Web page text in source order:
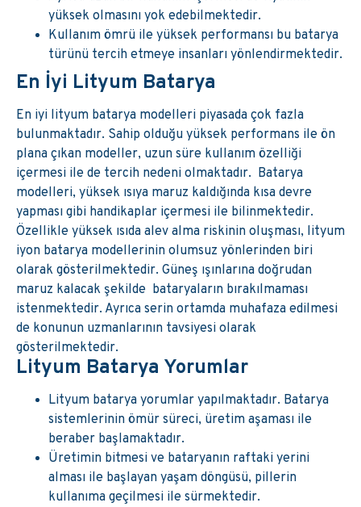
yüksek olmasını yok edebilmektedir.
Kullanım ömrü ile yüksek performansı bu batarya
türünü tercih etmeye insanları yönlendirmektedir.
En İyi Lityum Batarya
En iyi lityum batarya modelleri piyasada çok fazla
bulunmaktadır. Sahip olduğu yüksek performans ile ön
plana çıkan modeller, uzun süre kullanım özelliği
içermesi ile de tercih nedeni olmaktadır. Batarya
modelleri, yüksek ısıya maruz kaldığında kısa devre
yapması gibi handikaplar içermesi ile bilinmektedir.
Özellikle yüksek ısıda alev alma riskinin oluşması, lityum
iyon batarya modellerinin olumsuz yönlerinden biri
olarak gösterilmektedir. Güneş ışınlarına doğrudan
maruz kalacak şekilde bataryaların bırakılmaması
istenmektedir. Ayrıca serin ortamda muhafaza edilmesi
de konunun uzmanlarının tavsiyesi olarak
gösterilmektedir.
Lityum Batarya Yorumlar
Lityum batarya yorumlar yapılmaktadır. Batarya
sistemlerinin ömür süreci, üretim aşaması ile
beraber başlamaktadır.
Üretimin bitmesi ve bataryanın raftaki yerini
alması ile başlayan yaşam döngüsü, pillerin
kullanıma geçilmesi ile sürmektedir.